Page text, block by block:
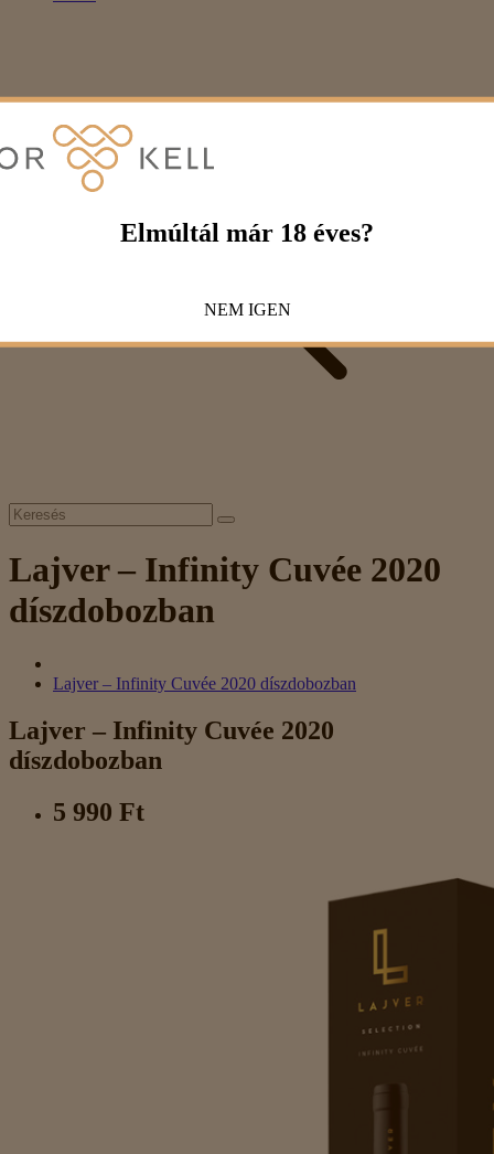
Lajver – Infinity Cuvée 2020
díszdobozban
Lajver – Infinity Cuvée 2020 díszdobozban
Lajver – Infinity Cuvée 2020
díszdobozban
5 990 Ft
Elmúltál már 18 éves?
NEM IGEN